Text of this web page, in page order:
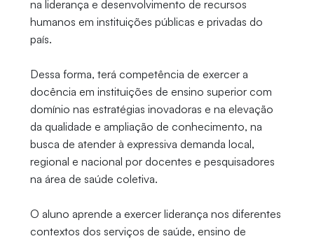
na liderança e desenvolvimento de recursos
humanos em instituições públicas e privadas do
país.
Dessa forma, terá competência de exercer a
docência em instituições de ensino superior com
domínio nas estratégias inovadoras e na elevação
da qualidade e ampliação de conhecimento, na
busca de atender à expressiva demanda local,
regional e nacional por docentes e pesquisadores
na área de saúde coletiva.
O aluno aprende a exercer liderança nos diferentes
contextos dos serviços de saúde, ensino de